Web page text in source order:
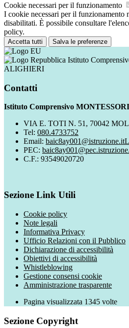
Cookie necessari per il funzionamento
I cookie necessari per il funzionamento
disabilitati. È possibile consultare
policy.
Accetta tutti Salva le preferenze
Istituto
ALIGHIERI
Contatti
Istituto Comprensivo
VIA E. TOTI N. 51, 70042
Tel: 080.4733752
Email: baic8ay001@istruzione.it
PEC:
C.F.: 93549020720
Sezione Link Utili
Cookie policy
Note legali
Informativa Privacy
Ufficio Relazioni con il Pubblico
Dichiarazione di accessibilità
Obiettivi di accessibilità
Whistleblowing
Gestione consensi cookie
Amministrazione trasparente
Pagina visualizzata 1345 volte
Sezione Copyright